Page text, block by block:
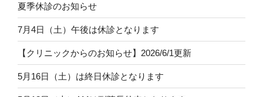
夏季休診のお知らせ
7月4日（土）午後は休診となります
【クリニックからのお知らせ】2026/6/1更新
5月16日（土）は終日休診となります